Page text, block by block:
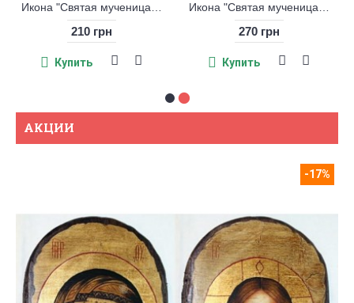
Икона "Святая мученица Зинаида Тарская" Икона "Святая мученица Зоя Атталийская"
Купить Купить
АКЦИИ
-17%